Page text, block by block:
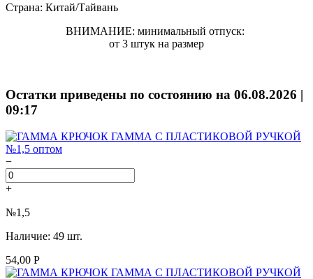
Страна: Китай/Тайвань
ВНИМАНИЕ: минимальный отпуск:
от 3 штук на размер
Остатки приведены по состоянию на 06.08.2026 |
09:17
−
+
№1,5
Наличие: 49 шт.
54,00 Р